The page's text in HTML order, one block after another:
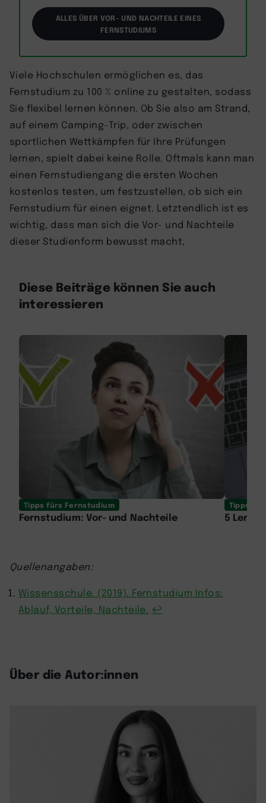
ALLES ÜBER VOR- UND NACHTEILE EINES
FERNSTUDIUMS
Viele Hochschulen ermöglichen es, das
Fernstudium zu 100 % online zu gestalten, sodass
Sie flexibel lernen können. Ob Sie also am Strand,
auf einem Camping-Trip, oder zwischen
sportlichen Wettkämpfen für Ihre Prüfungen
lernen, spielt dabei keine Rolle. Oftmals kann man
einen Fernstudiengang die ersten Wochen
kostenlos testen, um festzustellen, ob sich ein
Fernstudium für einen eignet. Letztendlich ist es
wichtig, dass man sich die Vor- und Nachteile
dieser Studienform bewusst macht,
Diese Beiträge können Sie auch
interessieren
Tipps fürs Fernstudium
Fernstudium: Vor- und Nachteile
Tipps
5
Quellenangaben:
Wissensschule. (2019). Fernstudium Infos:
Ablauf, Vorteile, Nachteile. ↩︎
Über die Autor:innen